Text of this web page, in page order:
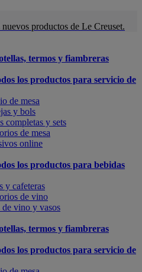
productos de Le Creuset.
termos y fiambreras
los productos para servicio de
de mesa
y bols
completas y sets
de mesa
online
los productos para bebidas
y cafeteras
de vino
de vino y vasos
termos y fiambreras
los productos para servicio de